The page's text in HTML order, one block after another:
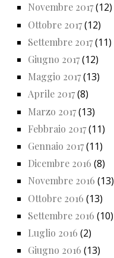
Novembre 2017(12)
Ottobre 2017(12)
Settembre 2017(11)
Giugno 2017(12)
Maggio 2017(13)
Aprile 2017(8)
Marzo 2017(13)
Febbraio 2017(11)
Gennaio 2017(11)
Dicembre 2016 (8)
Novembre 2016 (13)
Ottobre 2016 (13)
Settembre 2016 (10)
Luglio 2016 (2)
Giugno 2016 (13)